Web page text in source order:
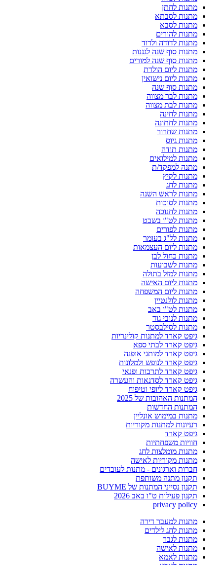
מתנות לחתן
מתנות לסבתא
מתנות לסבא
מתנות להורים
מתנות לדודה ולדוד
מתנות סוף שנה לגננות
מתנות סוף שנה למורים
מתנות ליום הולדת
מתנות ליום נישואין
מתנות סוף שנה
מתנות לבר מצווה
מתנות לבת מצווה
מתנות לחינה
מתנות לחתונה
מתנות שחרור
מתנות גיוס
מתנות תודה
מתנות למילואים
מתנה למפקד/ת
מתנות לקיץ
מתנות לחג
מתנות לראש השנה
מתנות לסוכות
מתנות לחנוכה
מתנות לט"ו בשבט
מתנות לפורים
מתנות לל"ג בעומר
מתנות ליום העצמאות
מתנות כחול לבן
מתנות לשבועות
מתנות למזל בתולה
מתנות ליום האישה
מתנות ליום המשפחה
מתנות לולנטיין
מתנות לט"ו באב
מתנות לנובי גוד
מתנות לסילבסטר
גיפט קארד למתנות קולינריות
גיפט קארד לבתי ספא
גיפט קארד למותגי אופנה
גיפט קארד לנופש ולמלונות
גיפט קארד לתרבות ופנאי
גיפט קארד לסדנאות והעשרה
גיפט קארד ליופי וטיפוח
המתנות האהובות של 2025
המתנות החדשות
מתנות במימוש אונליין
רעיונות למתנות מקוריות
גיפט קארד
חוויות משפחתיות
מתנות מומלצות לחג
מתנות מקוריות לאישה
חברות וארגונים - מתנות לעובדים
תקנון מתנה משותפת
תקנון נסייני המתנות של BUYME
תקנון פעילות ט"ו באב 2026
privacy policy
מתנות למעבר דירה
מתנות לחג לילדים
מתנות לגבר
מתנות לאישה
מתנות לאמא